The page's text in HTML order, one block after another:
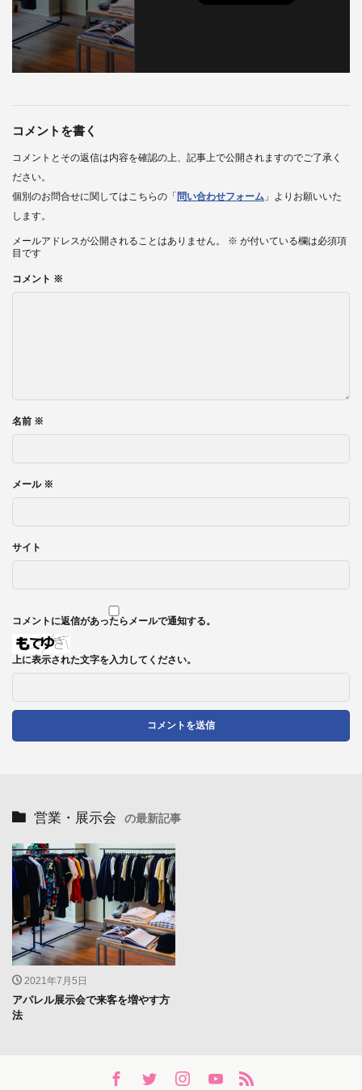
コメントを書く
コメントとその返信は内容を確認の上、記事上で公開されますのでご了承く
ださい。
個別のお問合せに関してはこちらの「 問い合わせフォーム 」よりお願いいた
します。
メールアドレスが公開されることはありません。 ※ が付いている欄は必須項
目です
コメント ※
名前 ※
メール ※
サイト
コメントに返信があったらメールで通知する。
上に表示された文字を入力してください。
営業・展示会 の最新記事
2021年7月5日
アパレル展示会で来客を増やす方
法